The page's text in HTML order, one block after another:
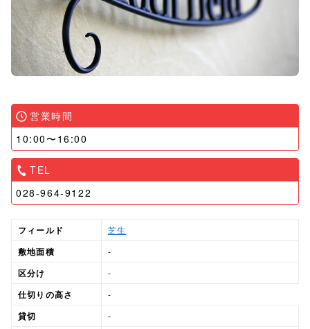
営業時間
10:00〜16:00
TEL
028-964-9122
フィールド 芝生
敷地面積 -
区分け -
仕切りの高さ -
貸切 -